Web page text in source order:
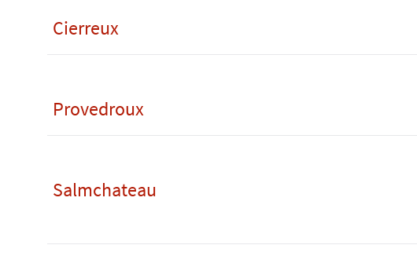
Cierreux
Provedroux
Salmchateau